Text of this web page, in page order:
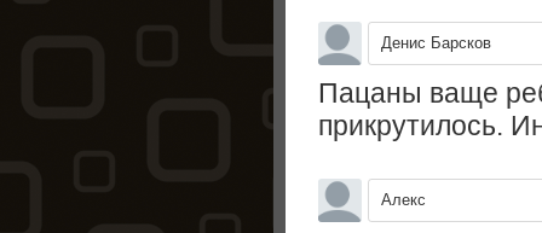
Денис Барсков
Пацаны ваще
прикрутилось.
Алекс